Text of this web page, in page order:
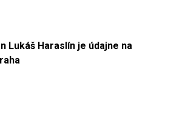
Lukáš Haraslín je údajne na